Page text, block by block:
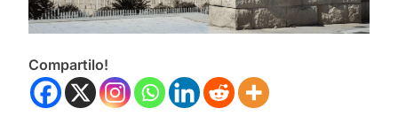
Compartilo!